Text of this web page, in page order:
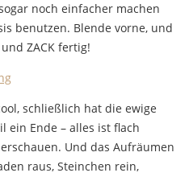
noch einfacher machen
benutzen. Blende vorne, und
ZACK fertig!
schließlich hat die ewige
ein Ende – alles ist flach
Und das Aufräumen
raus, Steinchen rein,